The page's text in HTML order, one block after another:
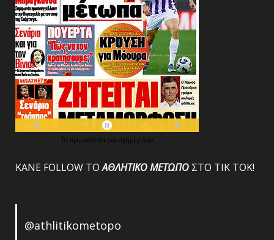
Τα πρωτοσέλιδα των εφημερίδων
ΚΑΝΕ FOLLOW ΤΟΑΘΛΗΤΙΚΟΜΕΤΩΠΟ ΣΤΟ ΤΙΚ ΤΟΚ!
@athlitikometopo